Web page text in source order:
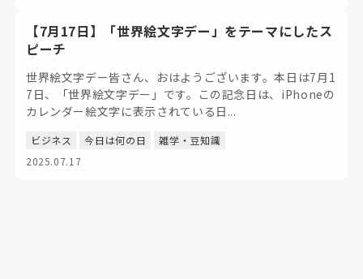
【7月17日】「世界絵文字デー」をテーマにしたス
ピーチ
世界絵文字デー皆さん、おはようございます。本日は7月1
7日、「世界絵文字デー」です。この記念日は、iPhoneの
カレンダー絵文字に表示されている日...
ビジネス 今日は何の日
雑学・豆知識
2025.07.17